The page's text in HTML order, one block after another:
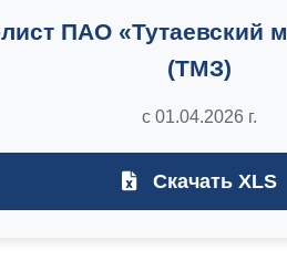
ПАО «Тутаевский
(ТМЗ)
с 01.04.2026 г.
Скачать XLS